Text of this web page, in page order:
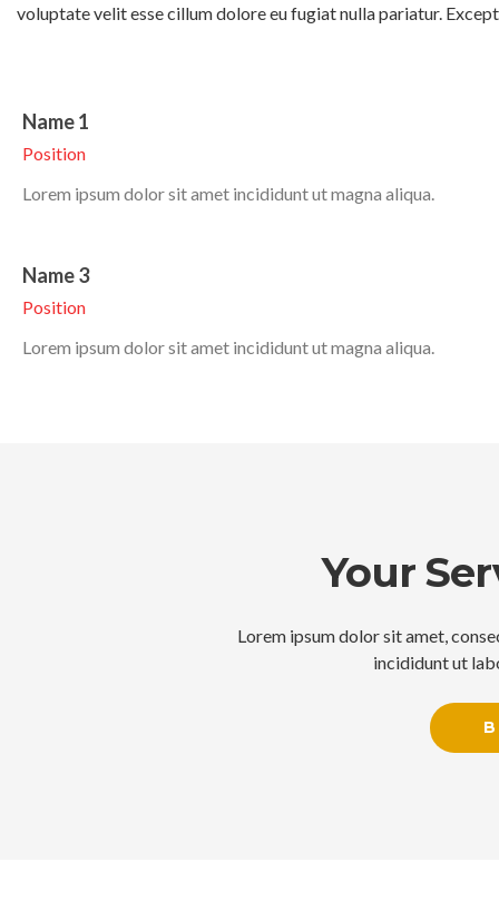
voluptate velit esse cillum dolore eu fugiat nulla pariatur.
Name 1
Position
Lorem ipsum dolor sit amet incididunt ut magna aliqua.
Name 3
Position
Lorem ipsum dolor sit amet incididunt ut magna aliqua.
Your
Lorem ipsum dolor sit amet,
incididunt ut